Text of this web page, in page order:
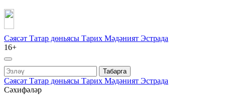
Сәясәт Татар дөньясы Тарих Мәдәният Эстрада
16+
Табарга
Сәясәт Татар дөньясы Тарих Мәдәният Эстрада
Сәхифәләр